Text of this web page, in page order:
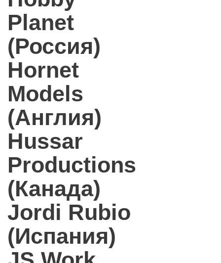
Planet
(Россия)
Hornet
Models
(Англия)
Hussar
Productions
(Канада)
Jordi Rubio
(Испания)